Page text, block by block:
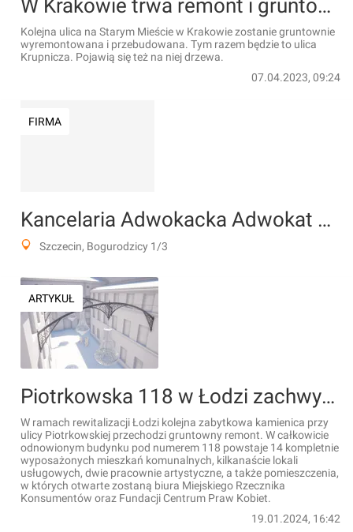
W Krakowie trwa remont i gruntowna przebudowa ulicy Krupniczej [ZDJĘCIA + WIZUALIZACJE]
Kolejna ulica na Starym Mieście w Krakowie zostanie gruntownie
wyremontowana i przebudowana. Tym razem będzie to ulica
Krupnicza. Pojawią się też na niej drzewa.
07.04.2023, 09:24
FIRMA
Kancelaria Adwokacka Adwokat Adam Popławski
Szczecin, Bogurodzicy 1/3
ARTYKUŁ
Piotrkowska 118 w Łodzi zachwyci podwórkiem. Zawisną tam szklane żyrandole! [WIZUALIZACJE]
W ramach rewitalizacji Łodzi kolejna zabytkowa kamienica przy
ulicy Piotrkowskiej przechodzi gruntowny remont. W całkowicie
odnowionym budynku pod numerem 118 powstaje 14 kompletnie
wyposażonych mieszkań komunalnych, kilkanaście lokali
usługowych, dwie pracownie artystyczne, a także pomieszczenia,
w których otwarte zostaną biura Miejskiego Rzecznika
Konsumentów oraz Fundacji Centrum Praw Kobiet.
19.01.2024, 16:42